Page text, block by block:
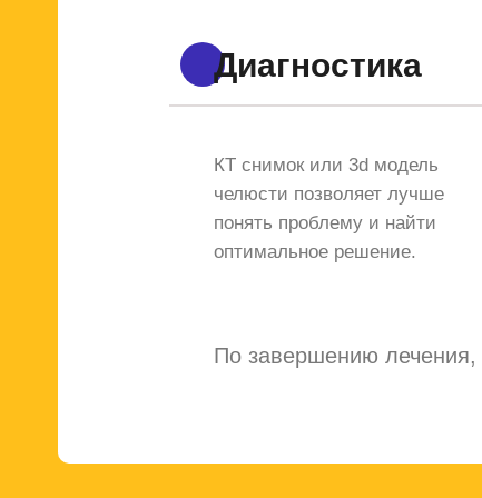
КТ снимок или 3d модель
челюсти позволяет лучше
понять проблему и найти
оптимальное решение.
Диагностика
По завершению лечения,